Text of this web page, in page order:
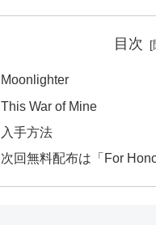
目次
Moonlighter
This War of Mine
入手方法
次回無料配布は「For